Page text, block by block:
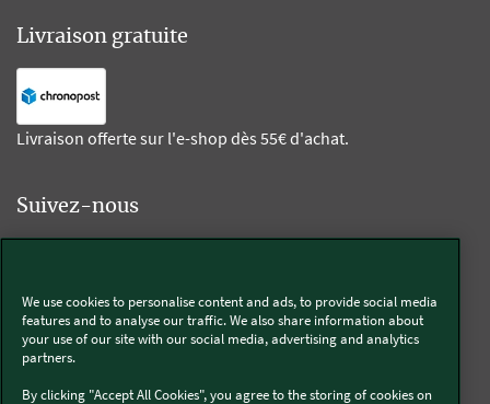
Livraison gratuite
Livraison offerte sur l'e-shop dès 55€ d'achat.
Suivez-nous
Thermomix®
We use cookies to personalise content and ads, to provide social media
features and to analyse our traffic. We also share information about
your use of our site with our social media, advertising and analytics
partners.
By clicking "Accept All Cookies", you agree to the storing of cookies on